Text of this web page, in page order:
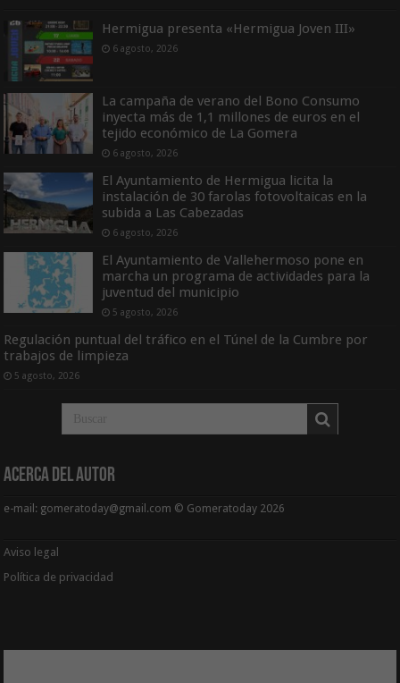
Hermigua presenta «Hermigua Joven III»
6 agosto, 2026
La campaña de verano del Bono Consumo
inyecta más de 1,1 millones de euros en el
tejido económico de La Gomera
6 agosto, 2026
El Ayuntamiento de Hermigua licita la
instalación de 30 farolas fotovoltaicas en la
subida a Las Cabezadas
6 agosto, 2026
El Ayuntamiento de Vallehermoso pone en
marcha un programa de actividades para la
juventud del municipio
5 agosto, 2026
Regulación puntual del tráfico en el Túnel de la Cumbre por
trabajos de limpieza
5 agosto, 2026
Acerca del Autor
e-mail: gomeratoday@gmail.com © Gomeratoday 2026
Aviso legal
Política de privacidad